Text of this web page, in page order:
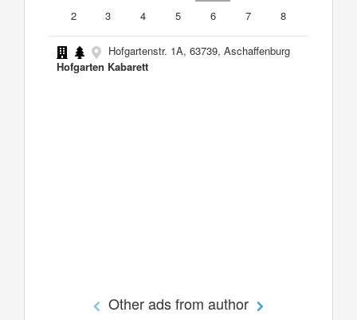
2
3 4 5 6 7 8
Hofgartenstr. 1A, 63739, Aschaffenburg
Hofgarten Kabarett
Other ads from author